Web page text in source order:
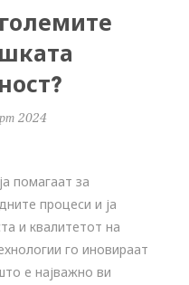
2024
помагаат за
процеси и ја
и квалитетот на
го иновираат
е најважно ви